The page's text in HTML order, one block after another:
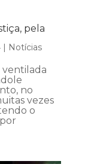
pela
| Notícias
ventilada
no
vezes
o